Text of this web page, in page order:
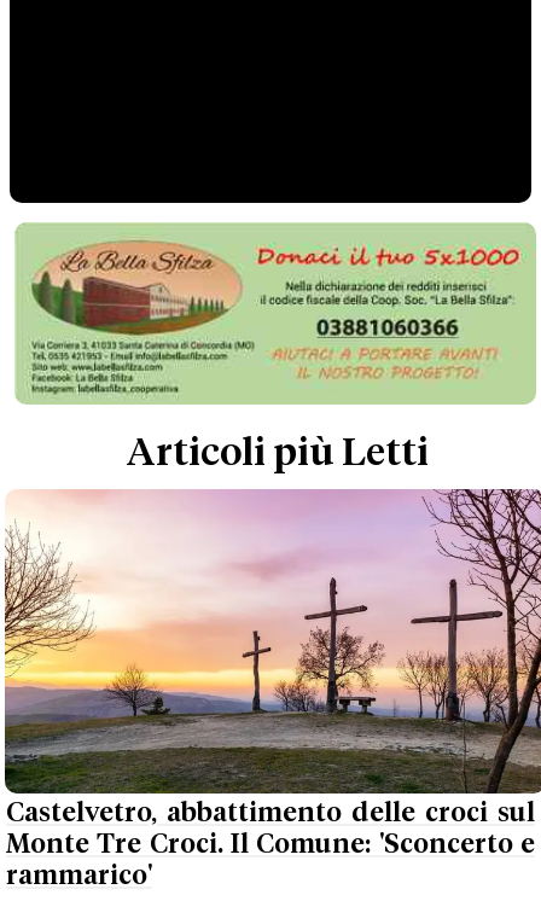
Articoli più Letti
Castelvetro, abbattimento delle croci sul
Monte Tre Croci. Il Comune: 'Sconcerto e
rammarico'